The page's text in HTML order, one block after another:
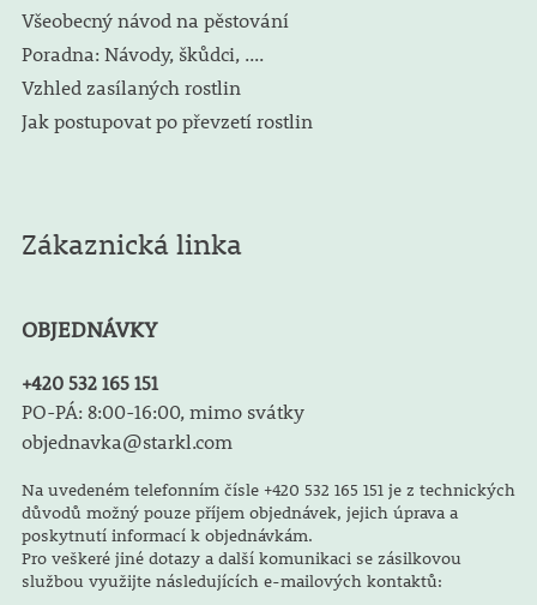
Všeobecný návod na pěstování
Poradna: Návody, škůdci, ....
Vzhled zasílaných rostlin
Jak postupovat po převzetí rostlin
Zákaznická linka
OBJEDNÁVKY
+420 532 165 151
PO-PÁ: 8:00-16:00, mimo svátky
objednavka@starkl.com
Na uvedeném telefonním čísle +420 532 165 151 je z technických
důvodů možný pouze příjem objednávek, jejich úprava a
poskytnutí informací k objednávkám.
Pro veškeré jiné dotazy a další komunikaci se zásilkovou
službou využijte následujících e-mailových kontaktů: